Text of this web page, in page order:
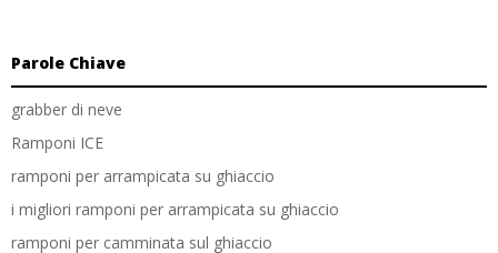
Parole Chiave
grabber di neve
Ramponi ICE
ramponi per arrampicata su ghiaccio
i migliori ramponi per arrampicata su ghiaccio
ramponi per camminata sul ghiaccio